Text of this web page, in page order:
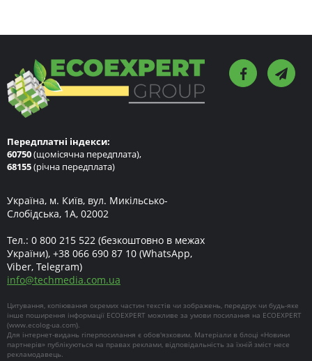
Передплатні індекси:
60750(щомісячна передплата),
68155(річна передплата)
Україна, м. Київ, вул. Микільсько-
Слобідська, 1А, 02002
Тел.: 0 800 215 522 (безкоштовно в межах
України), +38 066 690 87 10 (WhatsApp,
Viber, Telegram)
info@techmedia.com.ua
Цитування, копіювання окремих частин текстів чи зображень, передрук чи будь-яке
інше поширення інформації ECOEXPERT можливе за умови посилання на ECOEXPERT
(www.ecolog-ua.com).
Для інтернет-видань гіперпосилання є обов'язковим. Матеріали в блоці «Новини
партнерів» публікуються на правах реклами, відповідальність за їхній зміст несе
рекламодавець.